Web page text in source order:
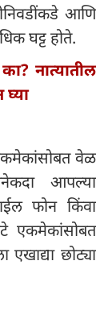
आणि
घट्ट होते.
नात्यातील
घ्या
वेळ
आपल्या
फोन किंवा
एकमेकांसोबत
एखाद्या छोट्या